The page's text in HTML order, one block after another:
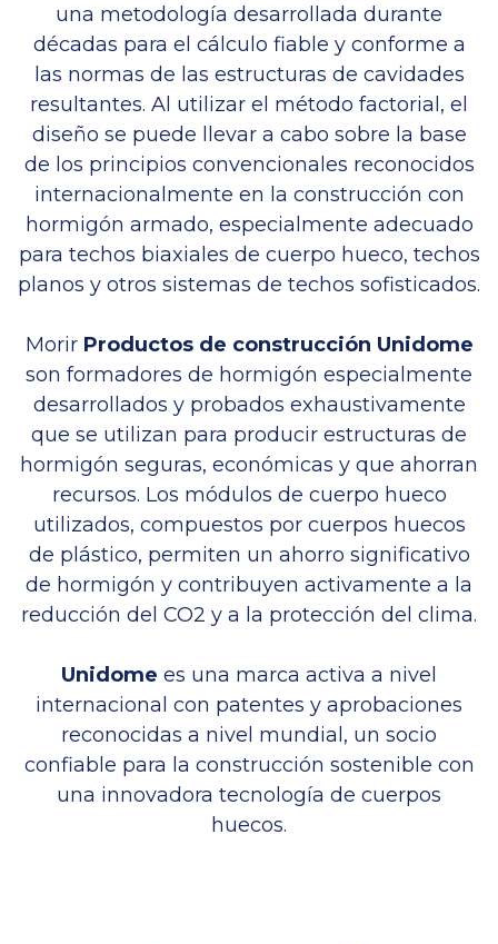
una metodología desarrollada durante
décadas para el cálculo fiable y conforme a
las normas de las estructuras de cavidades
resultantes. Al utilizar el método factorial, el
diseño se puede llevar a cabo sobre la base
de los principios convencionales reconocidos
internacionalmente en la construcción con
hormigón armado, especialmente adecuado
para techos biaxiales de cuerpo hueco, techos
planos y otros sistemas de techos sofisticados.
Morir Productos de construcción Unidome
son formadores de hormigón especialmente
desarrollados y probados exhaustivamente
que se utilizan para producir estructuras de
hormigón seguras, económicas y que ahorran
recursos. Los módulos de cuerpo hueco
utilizados, compuestos por cuerpos huecos
de plástico, permiten un ahorro significativo
de hormigón y contribuyen activamente a la
reducción del CO2 y a la protección del clima.
Unidome es una marca activa a nivel
internacional con patentes y aprobaciones
reconocidas a nivel mundial, un socio
confiable para la construcción sostenible con
una innovadora tecnología de cuerpos
huecos.